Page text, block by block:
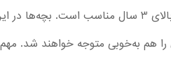
تماشا انیمیشن اسپوکیز برای کودکان
را هم به‌خوبی متوجه خواهند شد.